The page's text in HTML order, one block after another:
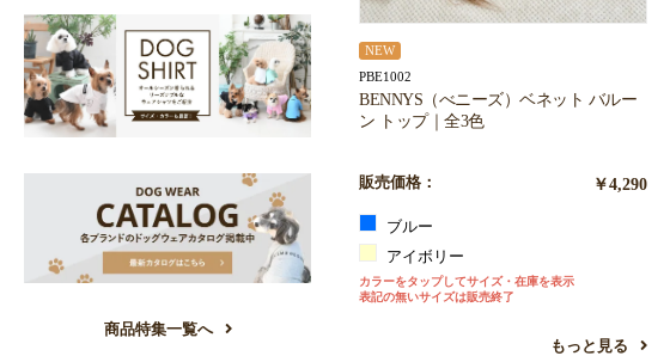
NEW
PBE1002
BENNYS（べニーズ）ベネット バルー
ン トップ｜全3色
販売価格： ￥4,290
ブルー
アイボリー
カラーをタップしてサイズ・在庫を表示
表記の無いサイズは販売終了
もっと見る
商品特集一覧へ